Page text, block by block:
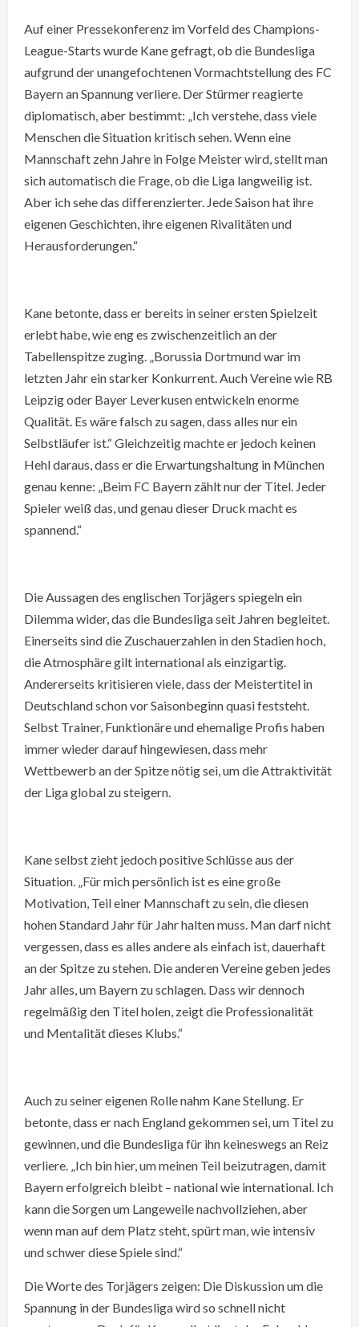
Auf einer Pressekonferenz im Vorfeld des Champions-
League-Starts wurde Kane gefragt, ob die Bundesliga
aufgrund der unangefochtenen Vormachtstellung des FC
Bayern an Spannung verliere. Der Stürmer reagierte
diplomatisch, aber bestimmt: „Ich verstehe, dass viele
Menschen die Situation kritisch sehen. Wenn eine
Mannschaft zehn Jahre in Folge Meister wird, stellt man
sich automatisch die Frage, ob die Liga langweilig ist.
Aber ich sehe das differenzierter. Jede Saison hat ihre
eigenen Geschichten, ihre eigenen Rivalitäten und
Herausforderungen.“
Kane betonte, dass er bereits in seiner ersten Spielzeit
erlebt habe, wie eng es zwischenzeitlich an der
Tabellenspitze zuging. „Borussia Dortmund war im
letzten Jahr ein starker Konkurrent. Auch Vereine wie RB
Leipzig oder Bayer Leverkusen entwickeln enorme
Qualität. Es wäre falsch zu sagen, dass alles nur ein
Selbstläufer ist.“ Gleichzeitig machte er jedoch keinen
Hehl daraus, dass er die Erwartungshaltung in München
genau kenne: „Beim FC Bayern zählt nur der Titel. Jeder
Spieler weiß das, und genau dieser Druck macht es
spannend.“
Die Aussagen des englischen Torjägers spiegeln ein
Dilemma wider, das die Bundesliga seit Jahren begleitet.
Einerseits sind die Zuschauerzahlen in den Stadien hoch,
die Atmosphäre gilt international als einzigartig.
Andererseits kritisieren viele, dass der Meistertitel in
Deutschland schon vor Saisonbeginn quasi feststeht.
Selbst Trainer, Funktionäre und ehemalige Profis haben
immer wieder darauf hingewiesen, dass mehr
Wettbewerb an der Spitze nötig sei, um die Attraktivität
der Liga global zu steigern.
Kane selbst zieht jedoch positive Schlüsse aus der
Situation. „Für mich persönlich ist es eine große
Motivation, Teil einer Mannschaft zu sein, die diesen
hohen Standard Jahr für Jahr halten muss. Man darf nicht
vergessen, dass es alles andere als einfach ist, dauerhaft
an der Spitze zu stehen. Die anderen Vereine geben jedes
Jahr alles, um Bayern zu schlagen. Dass wir dennoch
regelmäßig den Titel holen, zeigt die Professionalität
und Mentalität dieses Klubs.“
Auch zu seiner eigenen Rolle nahm Kane Stellung. Er
betonte, dass er nach England gekommen sei, um Titel zu
gewinnen, und die Bundesliga für ihn keineswegs an Reiz
verliere. „Ich bin hier, um meinen Teil beizutragen, damit
Bayern erfolgreich bleibt – national wie international. Ich
kann die Sorgen um Langeweile nachvollziehen, aber
wenn man auf dem Platz steht, spürt man, wie intensiv
und schwer diese Spiele sind.“
Die Worte des Torjägers zeigen: Die Diskussion um die
Spannung in der Bundesliga wird so schnell nicht